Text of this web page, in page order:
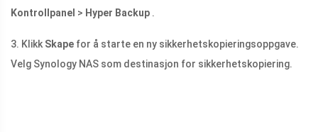
Kontrollpanel > Hyper Backup .
3. Klikk Skape for å starte en ny sikkerhetskopieringsoppgave.
Velg Synology NAS som destinasjon for sikkerhetskopiering.